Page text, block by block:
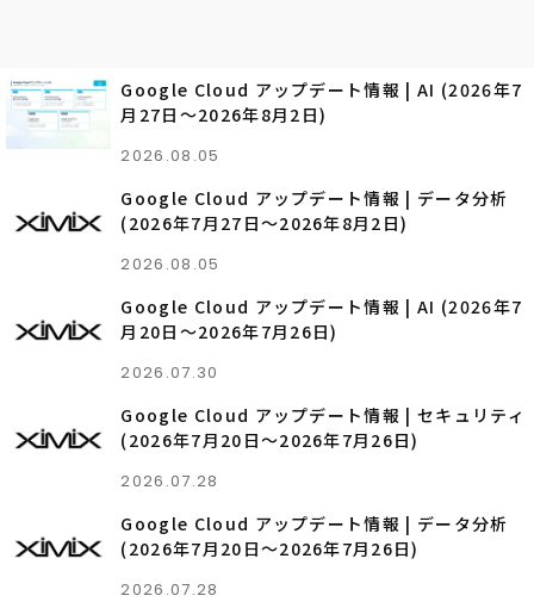
Google Cloud アップデート情報 | AI (2026年7
月27日〜2026年8月2日)
2026.08.05
Google Cloud アップデート情報 | データ分析
(2026年7月27日〜2026年8月2日)
2026.08.05
Google Cloud アップデート情報 | AI (2026年7
月20日〜2026年7月26日)
2026.07.30
Google Cloud アップデート情報 | セキュリティ
(2026年7月20日〜2026年7月26日)
2026.07.28
Google Cloud アップデート情報 | データ分析
(2026年7月20日〜2026年7月26日)
2026.07.28